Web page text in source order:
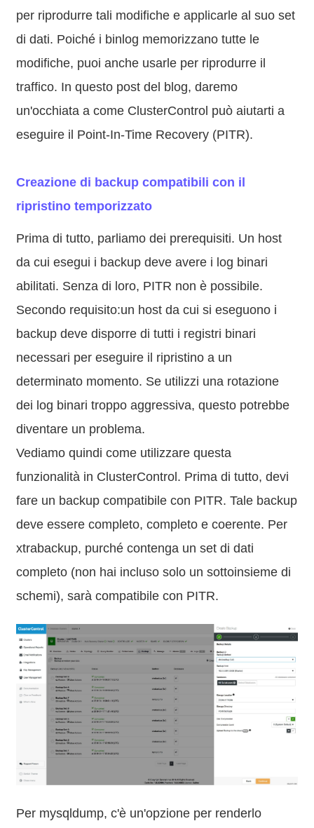
per riprodurre tali modifiche e applicarle al suo set
di dati. Poiché i binlog memorizzano tutte le
modifiche, puoi anche usarle per riprodurre il
traffico. In questo post del blog, daremo
un'occhiata a come ClusterControl può aiutarti a
eseguire il Point-In-Time Recovery (PITR).
Creazione di backup compatibili con il
ripristino temporizzato
Prima di tutto, parliamo dei prerequisiti. Un host
da cui esegui i backup deve avere i log binari
abilitati. Senza di loro, PITR non è possibile.
Secondo requisito:un host da cui si eseguono i
backup deve disporre di tutti i registri binari
necessari per eseguire il ripristino a un
determinato momento. Se utilizzi una rotazione
dei log binari troppo aggressiva, questo potrebbe
diventare un problema.
Vediamo quindi come utilizzare questa
funzionalità in ClusterControl. Prima di tutto, devi
fare un backup compatibile con PITR. Tale backup
deve essere completo, completo e coerente. Per
xtrabackup, purché contenga un set di dati
completo (non hai incluso solo un sottoinsieme di
schemi), sarà compatibile con PITR.
Per mysqldump, c'è un'opzione per renderlo